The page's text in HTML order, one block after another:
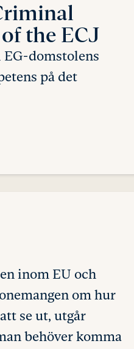
the ECJ
domstolens
på det
inom EU och
om hur
se ut, utgår
behöver komma